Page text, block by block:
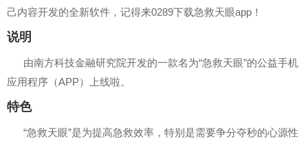
己内容开发的全新软件，记得来0289下载急救天眼app！
说明
由南方科技金融研究院开发的一款名为“急救天眼”的公益手机
应用程序（APP）上线啦。
特色
“急救天眼”是为提高急救效率，特别是需要争分夺秒的心源性